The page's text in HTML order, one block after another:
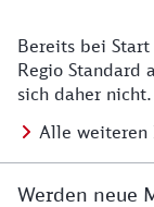
Details zu
Bereits bei
Regio Standard
sich daher nicht.
Alle weiteren
Werden neue